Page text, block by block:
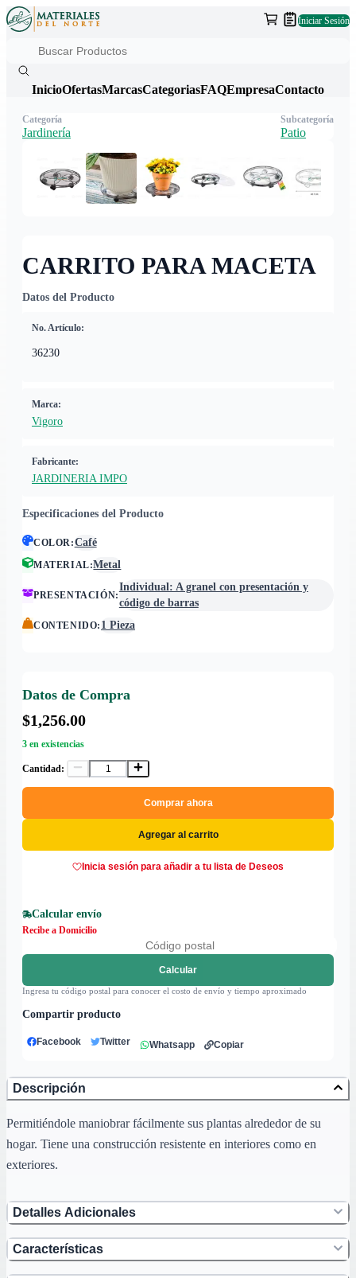
Iniciar Sesión
InicioOfertasMarcasCategoriasFAQEmpresaContacto
CARRITO PARA MACETA
Datos del Producto
No. Artículo:
36230
Marca:
Vigoro
Fabricante:
JARDINERIA IMPO
Especificaciones del Producto
COLOR:Café
MATERIAL:Metal
PRESENTACIÓN:
Individual: A granel con presentación y
código de barras
CONTENIDO: 1 Pieza
Datos de Compra
$1,256.00
3 en existencias
Cantidad:
Comprar ahora
Agregar al carrito
Inicia sesión para añadir a tu lista de Deseos
Calcular envío
Recibe a Domicilio
Calcular
Ingresa tu código postal para conocer el costo de envío y tiempo aproximado
Compartir producto
Facebook Twitter Whatsapp Copiar
Categoría
Jardinería
Subcategoría
Patio
Descripción
Permitiéndole maniobrar fácilmente sus plantas alrededor de su
hogar. Tiene una construcción resistente en interiores como en
exteriores.
Detalles Adicionales
Características